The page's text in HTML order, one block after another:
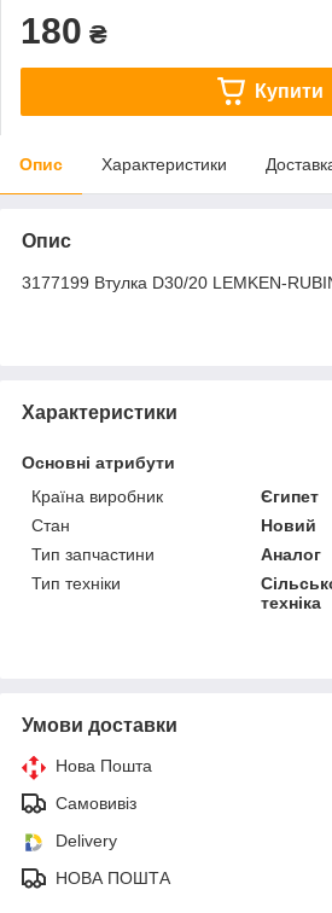
180 ₴
Купити
Опис Характеристики
Опис
3177199 Втулка D30/20 LEMKEN-
Характеристики
Основні атрибути
Країна виробник
Єгипет
Стан
Новий
Тип запчастини
Аналог
Тип техніки
техніка
Умови доставки
Нова Пошта
Самовивіз
Delivery
НОВА ПОШТА